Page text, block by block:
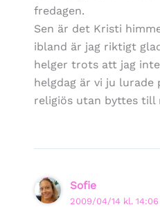
fredagen.
Sen är det Kristi
ibland är jag riktigt
helger trots att jag
helgdag är vi ju lurade
religiös utan byttes
Sofie
2009/04/14 kl. 14:06